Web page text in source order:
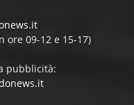
ore 09-12 e 15-17)
pubblicità: